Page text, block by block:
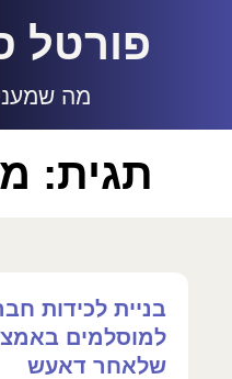
פורטל
מה
תגית:
בניית לכידות
למוסלמים
שלאחר דאעש